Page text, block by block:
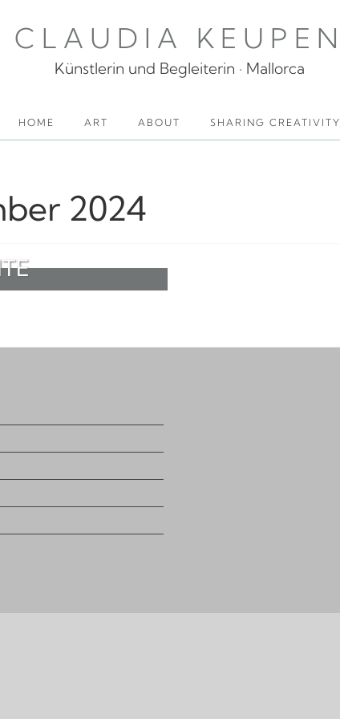
CLAUDIA KEUPEN
Künstlerin und Begleiterin · Mallorca
HOME ART ABOUT SHARING CREATIVITY
2024